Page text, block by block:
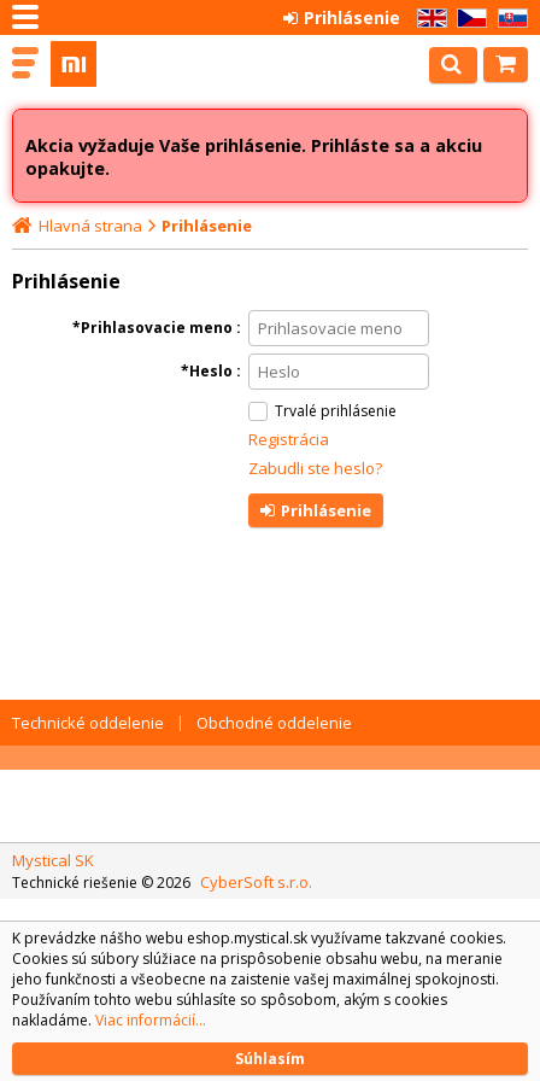
EN CZ SK
Prihlásenie
Akcia vyžaduje Vaše prihlásenie. Prihláste sa a akciu
opakujte.
Hlavná strana Prihlásenie
Prihlásenie
Prihlasovacie meno
Heslo
Trvalé prihlásenie
Registrácia
Zabudli ste heslo?
Prihlásenie
Technické oddelenie Obchodné oddelenie
Mystical SK
Technické riešenie © 2026 CyberSoft s.r.o.
K prevádzke nášho webu eshop.mystical.sk využívame takzvané cookies.
Cookies sú súbory slúžiace na prispôsobenie obsahu webu, na meranie
jeho funkčnosti a všeobecne na zaistenie vašej maximálnej spokojnosti.
Používaním tohto webu súhlasíte so spôsobom, akým s cookies
nakladáme. Viac informácií...
Súhlasím